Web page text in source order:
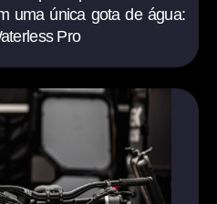
uma única gota de água:
Pro